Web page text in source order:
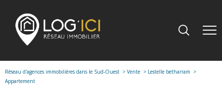
Réseau d'agences immobilières dans le Sud-Ouest Vente
Lestelle betharram
Appartement